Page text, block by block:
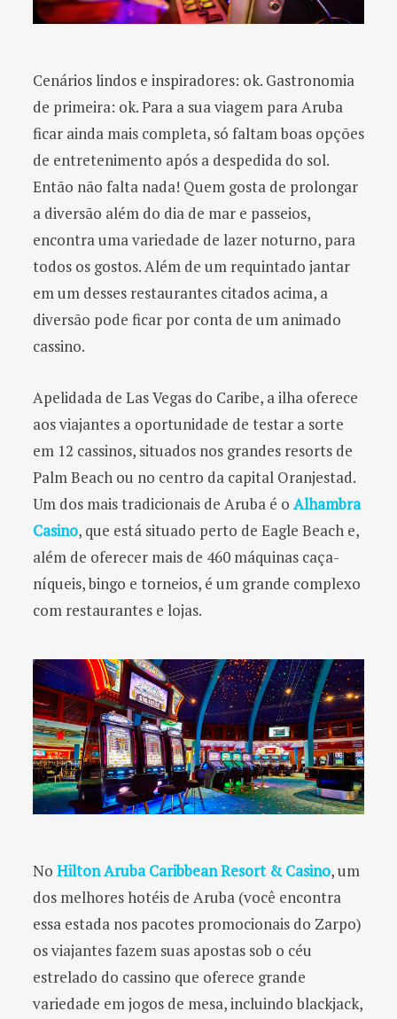
Cenários lindos e inspiradores: ok. Gastronomia
de primeira: ok. Para a sua viagem para Aruba
ficar ainda mais completa, só faltam boas opções
de entretenimento após a despedida do sol.
Então não falta nada! Quem gosta de prolongar
a diversão além do dia de mar e passeios,
encontra uma variedade de lazer noturno, para
todos os gostos. Além de um requintado jantar
em um desses restaurantes citados acima, a
diversão pode ficar por conta de um animado
cassino.
Apelidada de Las Vegas do Caribe, a ilha oferece
aos viajantes a oportunidade de testar a sorte
em 12 cassinos, situados nos grandes resorts de
Palm Beach ou no centro da capital Oranjestad.
Um dos mais tradicionais de Aruba é o Alhambra
Casino, que está situado perto de Eagle Beach e,
além de oferecer mais de 460 máquinas caça-
níqueis, bingo e torneios, é um grande complexo
com restaurantes e lojas.
No Hilton Aruba Caribbean Resort & Casino, um
dos melhores hotéis de Aruba (você encontra
essa estada nos pacotes promocionais do Zarpo)
os viajantes fazem suas apostas sob o céu
estrelado do cassino que oferece grande
variedade em jogos de mesa, incluindo blackjack,